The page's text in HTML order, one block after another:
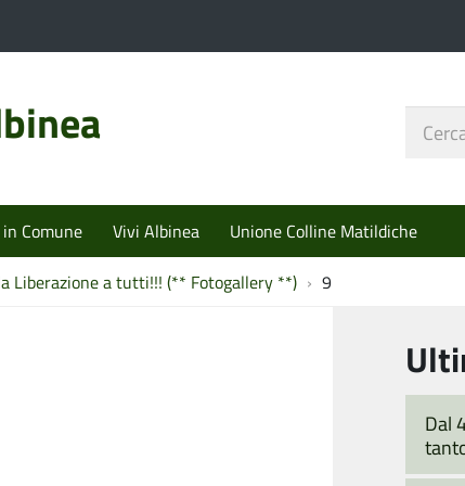
Cerca
Comune Vivi Albinea Unione Colline Matildiche
Liberazione a tutti!!! (** Fotogallery **) 9
Dal